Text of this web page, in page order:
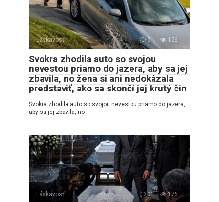
Láskavosť 0 156
Svokra zhodila auto so svojou
nevestou priamo do jazera, aby sa jej
zbavila, no žena si ani nedokázala
predstaviť, ako sa skončí jej krutý čin
Svokra zhodila auto so svojou nevestou priamo do jazera,
aby sa jej zbavila, no
Láskavosť 0 176